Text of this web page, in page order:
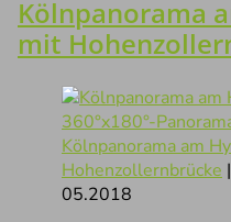
Kölnpanorama
mit
Kölnpanorama am
Hohenzollernbrücke
05.2018